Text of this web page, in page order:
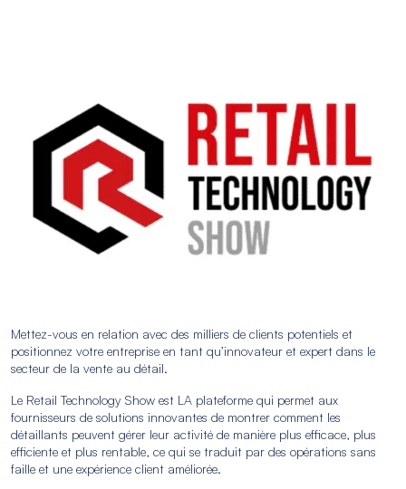
Mettez-vous en relation avec des milliers de clients potentiels et
positionnez votre entreprise en tant qu’innovateur et expert dans le
secteur de la vente au détail.
Le Retail Technology Show est LA plateforme qui permet aux
fournisseurs de solutions innovantes de montrer comment les
détaillants peuvent gérer leur activité de manière plus efficace, plus
efficiente et plus rentable, ce qui se traduit par des opérations sans
faille et une expérience client améliorée.